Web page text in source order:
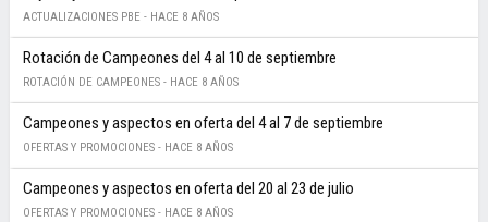
ACTUALIZACIONES PBE - HACE 8 AÑOS
Rotación de Campeones del 4 al 10 de septiembre
ROTACIÓN DE CAMPEONES - HACE 8 AÑOS
Campeones y aspectos en oferta del 4 al 7 de septiembre
OFERTAS Y PROMOCIONES - HACE 8 AÑOS
Campeones y aspectos en oferta del 20 al 23 de julio
OFERTAS Y PROMOCIONES - HACE 8 AÑOS